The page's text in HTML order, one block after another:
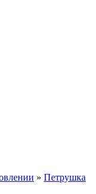
» Петрушка